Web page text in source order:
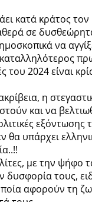
κατά κράτος
σε
να
του 2024 είναι
η
και να
εξόντωσης
θα υπάρχει
με την ψήφο
τους,
αφορούν τη